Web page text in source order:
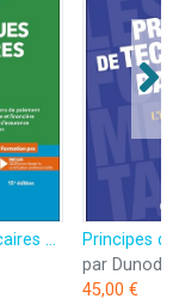
Techniques bancaires 2025
par Dunod
45,00 €